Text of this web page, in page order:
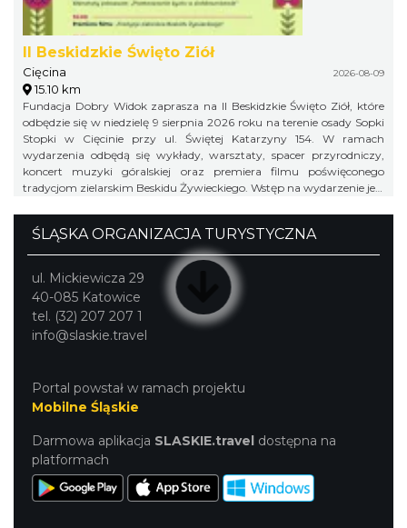
II Beskidzkie Święto Ziół
Cięcina 2026-08-09
15.10 km
Fundacja Dobry Widok zaprasza na II Beskidzkie Święto Ziół, które
odbędzie się w niedzielę 9 sierpnia 2026 roku na terenie osady Sopki
Stopki w Cięcinie przy ul. Świętej Katarzyny 154. W ramach
wydarzenia odbędą się wykłady, warsztaty, spacer przyrodniczy,
koncert muzyki góralskiej oraz premiera filmu poświęconego
tradycjom zielarskim Beskidu Żywieckiego. Wstęp na wydarzenie jest
ŚLĄSKA ORGANIZACJA TURYSTYCZNA
ul. Mickiewicza 29
40-085 Katowice
tel. (32) 207 207 1
info@slaskie.travel
Portal powstał w ramach projektu
Mobilne Śląskie
Darmowa aplikacja SLASKIE.travel dostępna na
platformach